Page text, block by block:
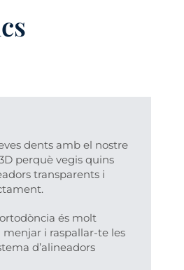
dents amb el nostre
perquè vegis quins
transparents i
és molt
i raspallar-te les
d’alineadors